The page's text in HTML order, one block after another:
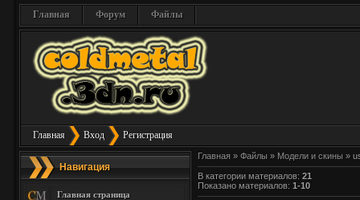
Главная Форум Файлы
Главная Вход Регистрация
Навигация
Главная страница
Главная » Файлы » Модели и скины »
В категории материалов: 21
Показано материалов: 1-10